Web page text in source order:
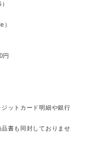
円
ットカード明細や銀行
書も同封しておりませ